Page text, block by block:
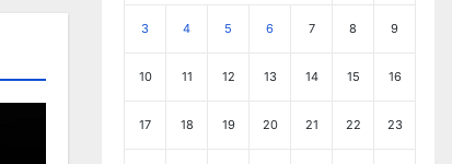
3 4 5 6 7 8 9
10 11 12 13 14 15 16
17 18 19 20 21 22 23